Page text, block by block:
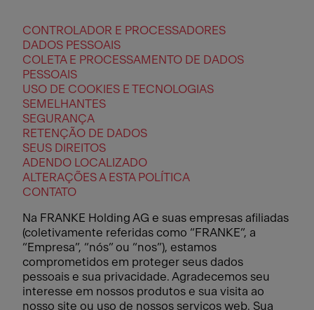
CONTROLADOR E PROCESSADORES
DADOS PESSOAIS
COLETA E PROCESSAMENTO DE DADOS
PESSOAIS
USO DE COOKIES E TECNOLOGIAS
SEMELHANTES
SEGURANÇA
RETENÇÃO DE DADOS
SEUS DIREITOS
ADENDO LOCALIZADO
ALTERAÇÕES A ESTA POLÍTICA
CONTATO
Na FRANKE Holding AG e suas empresas afiliadas
(coletivamente referidas como “FRANKE”, a
“Empresa”, “nós” ou “nos”), estamos
comprometidos em proteger seus dados
pessoais e sua privacidade. Agradecemos seu
interesse em nossos produtos e sua visita ao
nosso site ou uso de nossos serviços web. Sua